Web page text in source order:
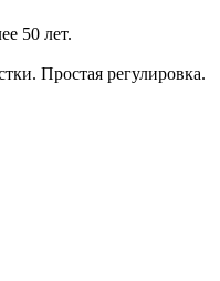
50 лет.
Простая регулировка.